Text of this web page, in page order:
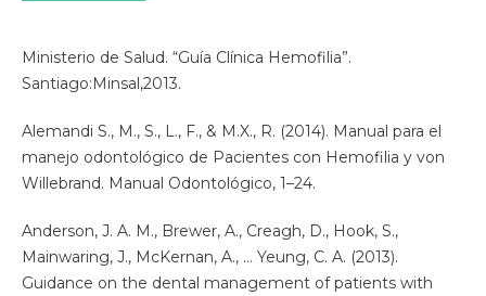
Ministerio de Salud. “Guía Clínica Hemofilia”.
Santiago:Minsal,2013.
Alemandi S., M., S., L., F., & M.X., R. (2014). Manual para el
manejo odontológico de Pacientes con Hemofilia y von
Willebrand. Manual Odontológico, 1–24.
Anderson, J. A. M., Brewer, A., Creagh, D., Hook, S.,
Mainwaring, J., McKernan, A., … Yeung, C. A. (2013).
Guidance on the dental management of patients with